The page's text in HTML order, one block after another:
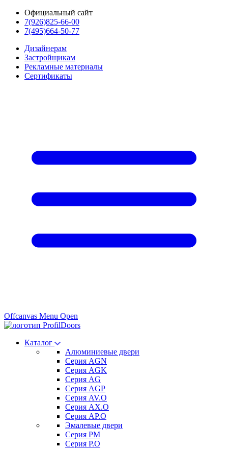
Официальный сайт
7(926)825-66-00
7(495)664-50-77
Дизайнерам
Застройщикам
Рекламные материалы
Сертификаты
Offcanvas Menu Open
Каталог
Алюминиевые двери
Серия AGN
Серия AGK
Серия AG
Серия AGP
Серия AV.O
Серия AX.O
Серия AP.O
Эмалевые двери
Серия PM
Серия P.O